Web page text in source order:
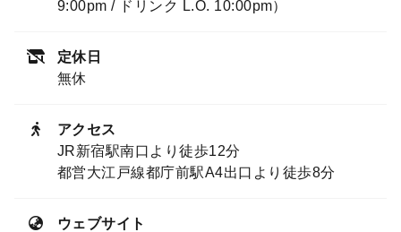
9:00pm / ドリンク L.O. 10:00pm）
定休日
無休
アクセス
JR新宿駅南口より徒歩12分
都営大江戸線都庁前駅A4出口より徒歩8分
ウェブサイト